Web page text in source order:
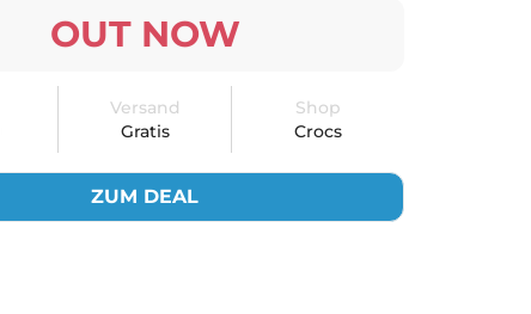
OUT NOW
Versand
Gratis
Shop
Crocs
ZUM DEAL